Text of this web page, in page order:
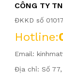
CÔNG TY
ĐKKD số
Hotline:
Email:
Địa chỉ: Số 77,